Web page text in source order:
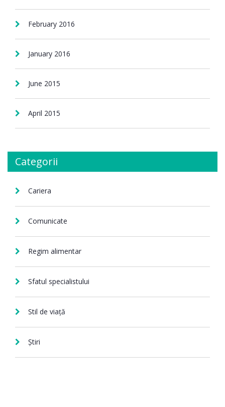
February 2016
January 2016
June 2015
April 2015
Categorii
Cariera
Comunicate
Regim alimentar
Sfatul specialistului
Stil de viață
Știri